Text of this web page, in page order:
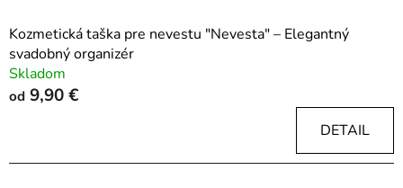
Kozmetická taška pre nevestu "Nevesta" – Elegantný
svadobný organizér
Skladom
od 9,90 €
DETAIL